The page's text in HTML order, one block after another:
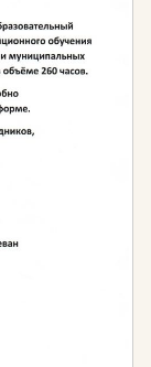
и
и
в области
СРО
войти в